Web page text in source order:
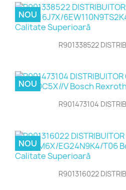
R901338522
NOU
R901473104
NOU
R901316022
NOU